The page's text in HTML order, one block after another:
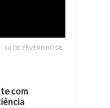
10 DE FEVEREIRO DE
com